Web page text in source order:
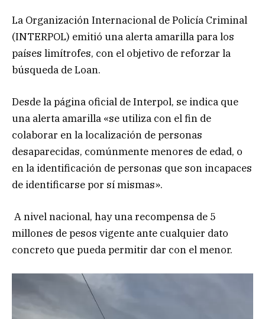
La Organización Internacional de Policía Criminal
(INTERPOL) emitió una alerta amarilla para los
países limítrofes, con el objetivo de reforzar la
búsqueda de Loan.
Desde la página oficial de Interpol, se indica que
una alerta amarilla «se utiliza con el fin de
colaborar en la localización de personas
desaparecidas, comúnmente menores de edad, o
en la identificación de personas que son incapaces
de identificarse por sí mismas».
A nivel nacional, hay una recompensa de 5
millones de pesos vigente ante cualquier dato
concreto que pueda permitir dar con el menor.